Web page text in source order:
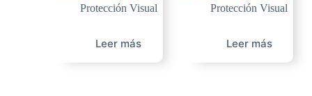
Protección Visual
Leer más
Protección Visual
Leer más